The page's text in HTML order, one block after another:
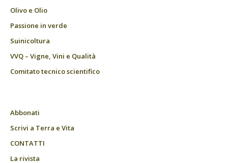
Olivo e Olio
Passione in verde
Suinicoltura
VVQ – Vigne, Vini e Qualità
Comitato tecnico scientifico
Abbonati
Scrivi a Terra e Vita
CONTATTI
La rivista